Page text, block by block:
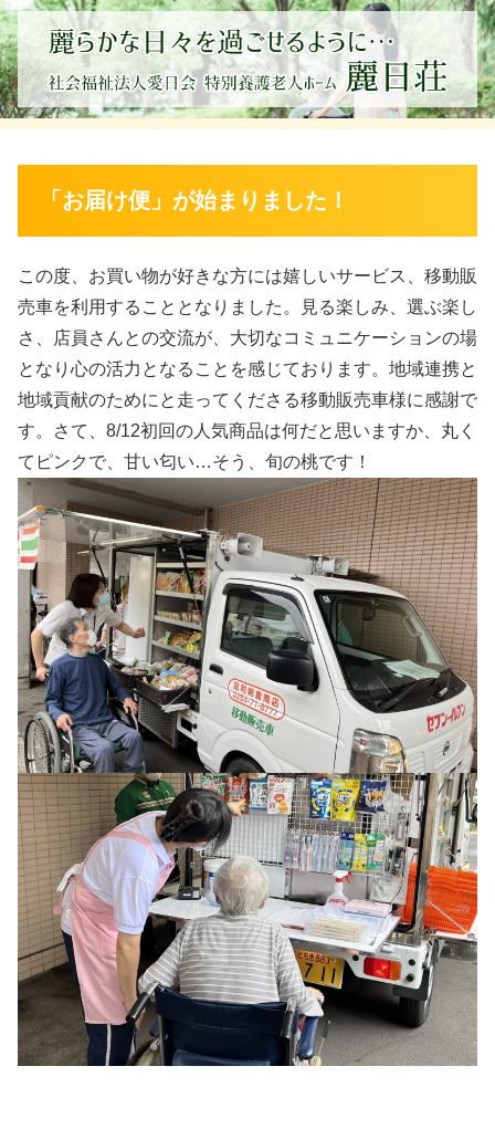
「お届け便」が始まりました！
この度、お買い物が好きな方には嬉しいサービス、移動販
売車を利用することとなりました。見る楽しみ、選ぶ楽し
さ、店員さんとの交流が、大切なコミュニケーションの場
となり心の活力となることを感じております。地域連携と
地域貢献のためにと走ってくださる移動販売車様に感謝で
す。さて、8/12初回の人気商品は何だと思いますか、丸く
てピンクで、甘い匂い…そう、旬の桃です！